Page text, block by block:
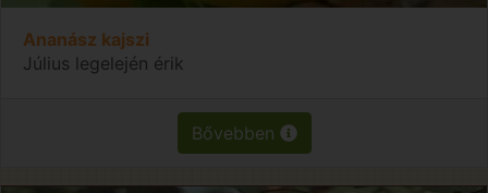
Ananász kajszi
Július legelején érik
Bővebben